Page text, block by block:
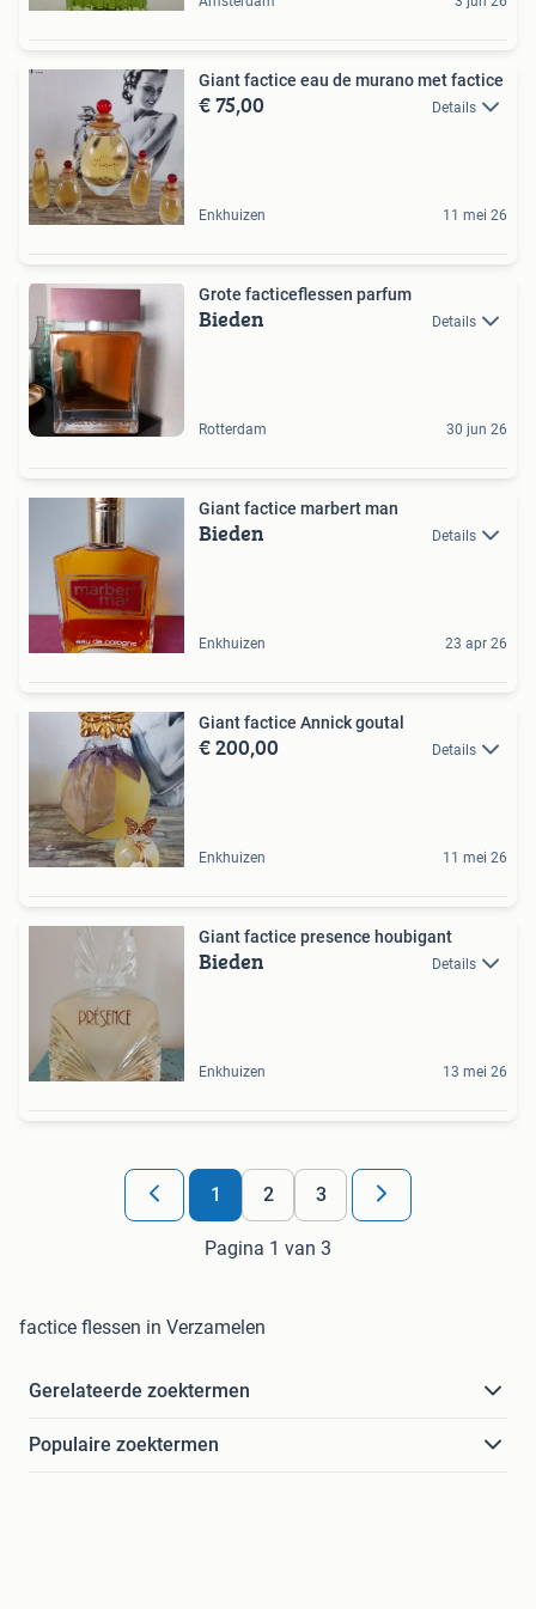
Giant factice eau de murano met factice
€ 75,00 Details
Enkhuizen 11 mei 26
Grote facticeflessen parfum
Bieden Details
Rotterdam 30 jun 26
Giant factice marbert man
Bieden Details
Enkhuizen 23 apr 26
Giant factice Annick goutal
€ 200,00 Details
Enkhuizen 11 mei 26
Giant factice presence houbigant
Bieden Details
Enkhuizen 13 mei 26
1 2 3
Pagina 1 van 3
factice flessen in Verzamelen
Gerelateerde zoektermen
Populaire zoektermen